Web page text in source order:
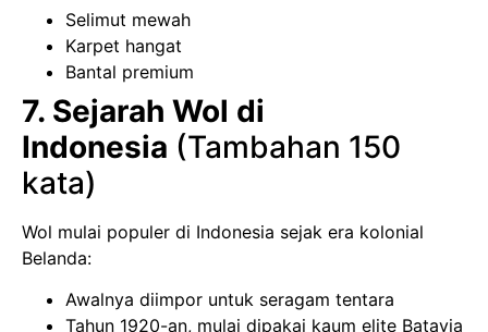
Selimut mewah
Karpet hangat
Bantal premium
7. Sejarah Wol di
Indonesia (Tambahan 150
kata)
Wol mulai populer di Indonesia sejak era kolonial
Belanda:
Awalnya diimpor untuk seragam tentara
Tahun 1920-an, mulai dipakai kaum elite Batavia